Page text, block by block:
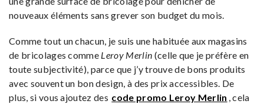
nouveaux éléments sans grever son budget du mois.
Comme tout un chacun, je suis une habituée aux magasins
de bricolages comme Leroy Merlin (celle que je préfère en
toute subjectivité), parce que j’y trouve de bons produits
avec souvent un bon design, à des prix accessibles. De
plus, si vous ajoutez des code promo Leroy Merlin , cela